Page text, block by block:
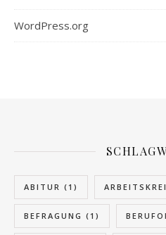
WordPress.org
ABITUR (1)
BEFRAGUNG (1)